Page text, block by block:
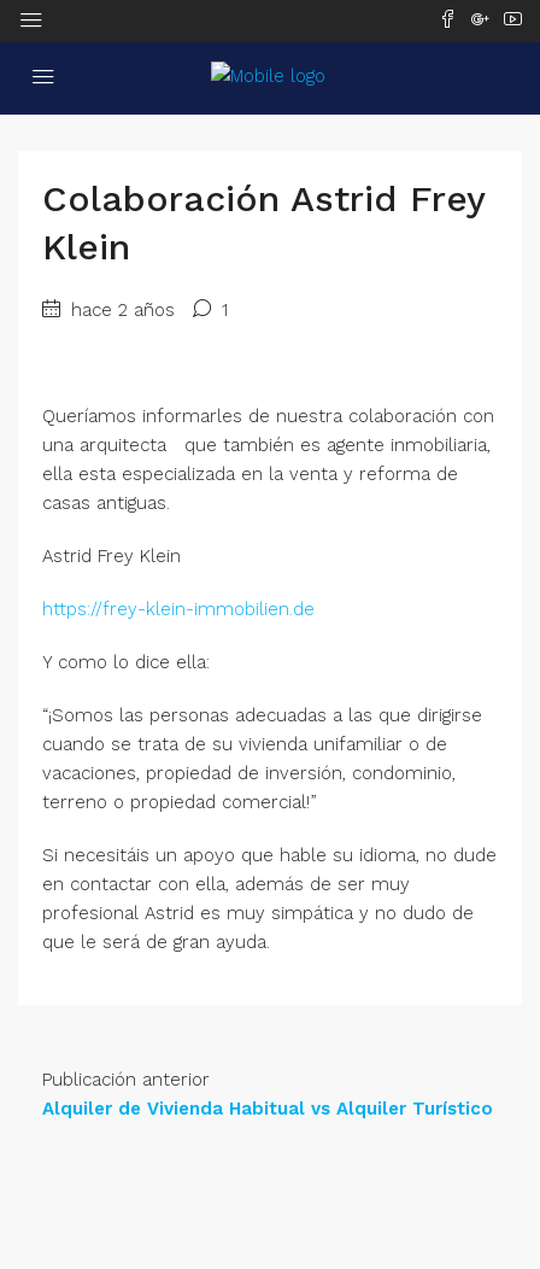
Colaboración Astrid Frey
Klein
hace 2 años 1
Queríamos informarles de nuestra colaboración con
una arquitecta que también es agente inmobiliaria,
ella esta especializada en la venta y reforma de
casas antiguas.
Astrid Frey Klein
https://frey-klein-immobilien.de
Y como lo dice ella:
“¡Somos las personas adecuadas a las que dirigirse
cuando se trata de su vivienda unifamiliar o de
vacaciones, propiedad de inversión, condominio,
terreno o propiedad comercial!”
Si necesitáis un apoyo que hable su idioma, no dude
en contactar con ella, además de ser muy
profesional Astrid es muy simpática y no dudo de
que le será de gran ayuda.
Publicación anterior
Alquiler de Vivienda Habitual vs Alquiler Turístico